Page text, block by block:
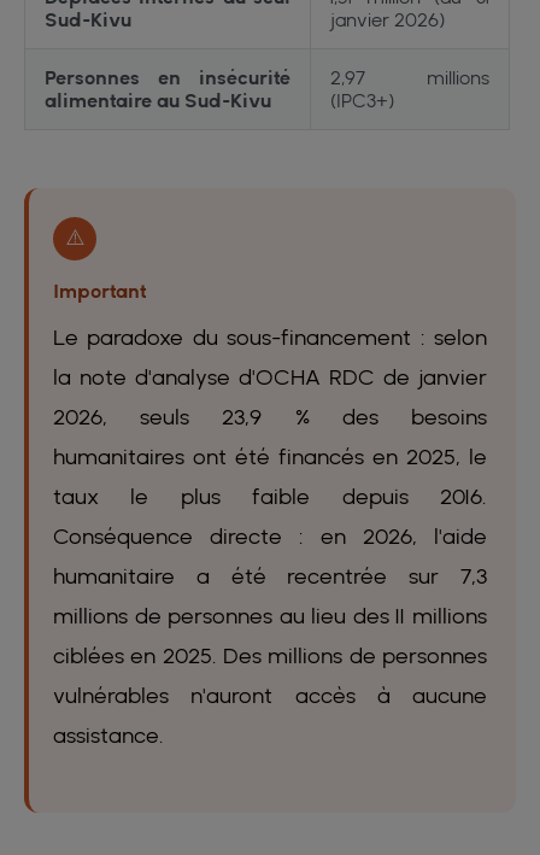
Sud-Kivu
janvier 2026)
Personnes en insécurité
alimentaire au Sud-Kivu
2,97 millions
(IPC3+)
⚠️
Important
Le paradoxe du sous-financement : selon
la note d'analyse d'OCHA RDC de janvier
2026, seuls 23,9 % des besoins
humanitaires ont été financés en 2025, le
taux le plus faible depuis 2016.
Conséquence directe : en 2026, l'aide
humanitaire a été recentrée sur 7,3
millions de personnes au lieu des 11 millions
ciblées en 2025. Des millions de personnes
vulnérables n'auront accès à aucune
assistance.